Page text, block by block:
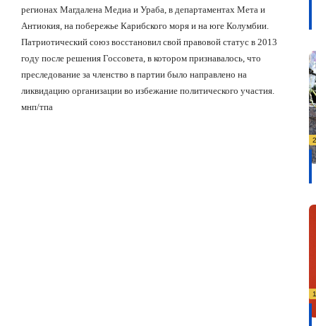
регионах Магдалена Медиа и Ураба, в департаментах Мета и
Антиокия, на побережье Карибского моря и на юге Колумбии.
Патриотический союз восстановил свой правовой статус в 2013
году после решения Госсовета, в котором признавалось, что
преследование за членство в партии было направлено на
ликвидацию организации во избежание политического участия.
мнп/тпа